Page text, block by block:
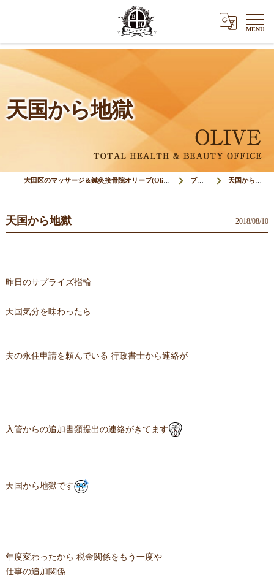
天国から地獄
大田区のマッサージ＆鍼灸接骨院オリーブ(Olive) ブログ 天国から地獄
天国から地獄 2018/08/10
昨日のサプライズ指輪
天国気分を味わったら
夫の永住申請を頼んでいる 行政書士から連絡が
入管からの追加書類提出の連絡がきてます
天国から地獄です
年度変わったから 税金関係をもう一度や
仕事の追加関係